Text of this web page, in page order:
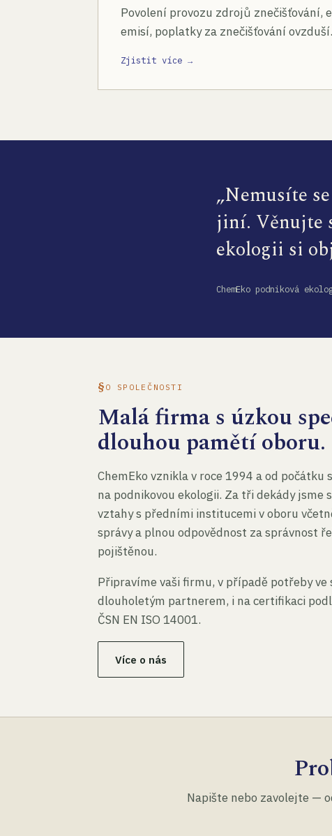
Povolení provozu zdrojů znečišťování,
emisí, poplatky za znečišťování ovzduší.
Zjistit více →
„Nemusíte
jiní. Věnujte
ekologii si
ChemEko podniková
O SPOLEČNOSTI
Malá firma s úzkou
dlouhou pamětí oboru.
ChemEko vznikla v roce 1994 a od počátku
na podnikovou ekologii. Za tři dekády jsme
vztahy s předními institucemi v oboru
správy a plnou odpovědnost za správnost
pojištěnou.
Připravíme vaši firmu, v případě potřeby ve
dlouholetým partnerem, i na certifikaci
ČSN EN ISO 14001.
Více o nás
Napište nebo zavolejte —